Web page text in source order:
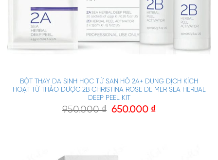
BỘT THAY DA SINH HỌC TỪ SAN HÔ 2A+ DUNG DỊCH KÍCH
HOẠT TỪ THẢO DƯỢC 2B CHRISTINA ROSE DE MER SEA HERBAL
DEEP PEEL KIT
950.000₫ 650.000 ₫